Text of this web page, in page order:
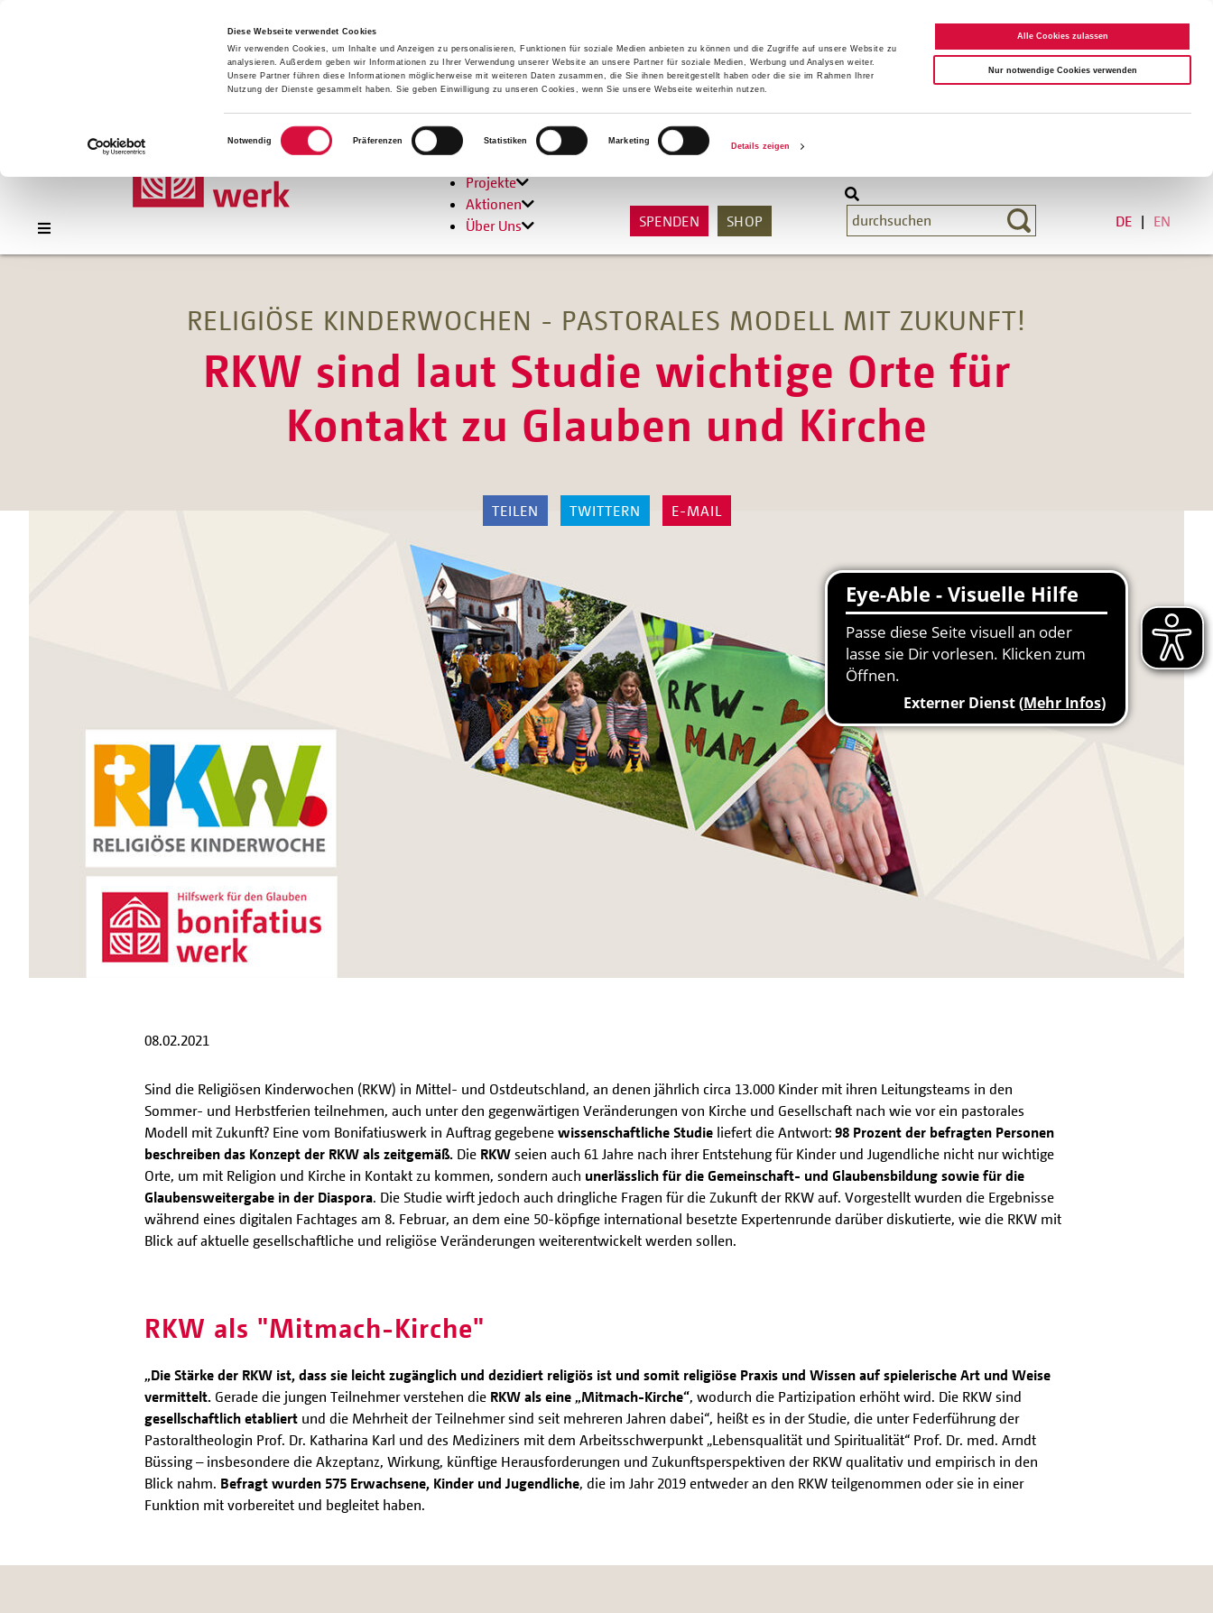
Diese Webseite verwendet Cookies
Wir verwenden Cookies, um Inhalte und Anzeigen zu personalisieren, Funktionen für soziale Medien anbieten zu können und die Zugriffe auf unsere Website zu
analysieren. Außerdem geben wir Informationen zu Ihrer Verwendung unserer Website an unsere Partner für soziale Medien, Werbung und Analysen weiter.
Unsere Partner führen diese Informationen möglicherweise mit weiteren Daten zusammen, die Sie ihnen bereitgestellt haben oder die sie im Rahmen Ihrer
Nutzung der Dienste gesammelt haben. Sie geben Einwilligung zu unseren Cookies, wenn Sie unsere Webseite weiterhin nutzen.
Einwilligungsauswahl
Notwendig
Präferenzen Statistiken Marketing
Details zeigen
Alle Cookies zulassen
Nur notwendige Cookies verwenden
Hilfen
Projekte
Aktionen
Über Uns
SPENDEN SHOP DE EN
RELIGIÖSE KINDERWOCHEN - PASTORALES MODELL MIT ZUKUNFT!
RKW sind laut Studie wichtige Orte für
Kontakt zu Glauben und Kirche
TEILEN TWITTERN E-MAIL
08.02.2021
Sind die Religiösen Kinderwochen (RKW) in Mittel- und Ostdeutschland, an denen jährlich circa 13.000 Kinder mit ihren Leitungsteams in den
Sommer- und Herbstferien teilnehmen, auch unter den gegenwärtigen Veränderungen von Kirche und Gesellschaft nach wie vor ein pastorales
Modell mit Zukunft? Eine vom Bonifatiuswerk in Auftrag gegebene wissenschaftliche Studie liefert die Antwort: 98 Prozent der befragten Personen
beschreiben das Konzept der RKW als zeitgemäß. Die RKW seien auch 61 Jahre nach ihrer Entstehung für Kinder und Jugendliche nicht nur wichtige
Orte, um mit Religion und Kirche in Kontakt zu kommen, sondern auch unerlässlich für die Gemeinschaft- und Glaubensbildung sowie für die
Glaubensweitergabe in der Diaspora. Die Studie wirft jedoch auch dringliche Fragen für die Zukunft der RKW auf. Vorgestellt wurden die Ergebnisse
während eines digitalen Fachtages am 8. Februar, an dem eine 50-köpfige international besetzte Expertenrunde darüber diskutierte, wie die RKW mit
Blick auf aktuelle gesellschaftliche und religiöse Veränderungen weiterentwickelt werden sollen.
RKW als "Mitmach-Kirche"
„Die Stärke der RKW ist, dass sie leicht zugänglich und dezidiert religiös ist und somit religiöse Praxis und Wissen auf spielerische Art und Weise
vermittelt. Gerade die jungen Teilnehmer verstehen die RKW als eine „Mitmach-Kirche“, wodurch die Partizipation erhöht wird. Die RKW sind
gesellschaftlich etabliert und die Mehrheit der Teilnehmer sind seit mehreren Jahren dabei“, heißt es in der Studie, die unter Federführung der
Pastoraltheologin Prof. Dr. Katharina Karl und des Mediziners mit dem Arbeitsschwerpunkt „Lebensqualität und Spiritualität“ Prof. Dr. med. Arndt
Büssing – insbesondere die Akzeptanz, Wirkung, künftige Herausforderungen und Zukunftsperspektiven der RKW qualitativ und empirisch in den
Blick nahm. Befragt wurden 575 Erwachsene, Kinder und Jugendliche, die im Jahr 2019 entweder an den RKW teilgenommen oder sie in einer
Funktion mit vorbereitet und begleitet haben.